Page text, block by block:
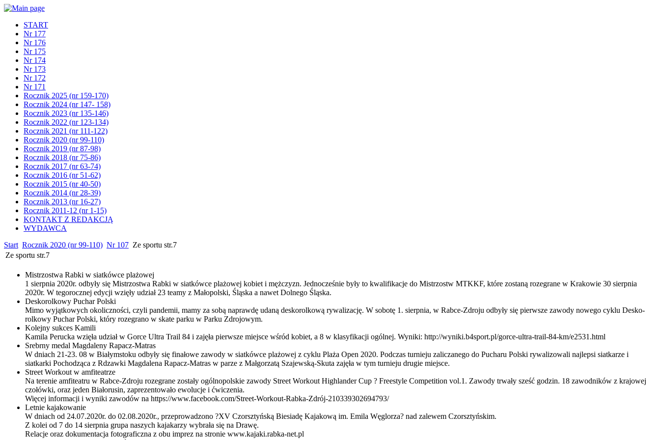
START
Nr 177
Nr 176
Nr 175
Nr 174
Nr 173
Nr 172
Nr 171
Rocznik 2025 (nr 159-170)
Rocznik 2024 (nr 147- 158)
Rocznik 2023 (nr 135-146)
Rocznik 2022 (nr 123-134)
Rocznik 2021 (nr 111-122)
Rocznik 2020 (nr 99-110)
Rocznik 2019 (nr 87-98)
Rocznik 2018 (nr 75-86)
Rocznik 2017 (nr 63-74)
Rocznik 2016 (nr 51-62)
Rocznik 2015 (nr 40-50)
Rocznik 2014 (nr 28-39)
Rocznik 2013 (nr 16-27)
Rocznik 2011-12 (nr 1-15)
KONTAKT Z REDAKCJĄ
WYDAWCA
Start Rocznik 2020 (nr 99-110) Nr 107 Ze sportu str.7
Ze sportu str.7
Mistrzostwa Rabki w siatkówce plażowej
1 sierpnia 2020r. odbyły się Mistrzostwa Rabki w siatkówce plażowej kobiet i mężczyzn. Jednocześnie były to kwalifikacje do Mistrzostw MTKKF, które zostaną rozegrane w Krakowie 30 sierpnia
2020r. W tegorocznej edycji wzięły udział 23 teamy z Małopolski, Śląska a nawet Dolnego Śląska.
Deskorolkowy Puchar Polski
Mimo wyjątkowych okoliczności, czyli pandemii, mamy za sobą naprawdę udaną deskorolkową rywalizację. W sobotę 1. sierpnia, w Rabce-Zdroju odbyły się pierwsze zawody nowego cyklu Desko-
rolkowy Puchar Polski, który rozegrano w skate parku w Parku Zdrojowym.
Kolejny sukces Kamili
Kamila Perucka wzięła udział w Gorce Ultra Trail 84 i zajęła pierwsze miejsce wśród kobiet, a 8 w klasyfikacji ogólnej. Wyniki: http://wyniki.b4sport.pl/gorce-ultra-trail-84-km/e2531.html
Srebrny medal Magdaleny Rapacz-Matras
W dniach 21-23. 08 w Białymstoku odbyły się finałowe zawody w siatkówce plażowej z cyklu Plaża Open 2020. Podczas turnieju zaliczanego do Pucharu Polski rywalizowali najlepsi siatkarze i
siatkarki Pochodząca z Rdzawki Magdalena Rapacz-Matras w parze z Małgorzatą Szajewską-Skuta zajęła w tym turnieju drugie miejsce.
Street Workout w amfiteatrze
Na terenie amfiteatru w Rabce-Zdroju rozegrane zostały ogólnopolskie zawody Street Workout Highlander Cup ? Freestyle Competition vol.1. Zawody trwały sześć godzin. 18 zawodników z krajowej
czołówki, oraz jeden Białorusin, zaprezentowało ewolucje i ćwiczenia.
Więcej informacji i wyniki zawodów na https://www.facebook.com/Street-Workout-Rabka-Zdrój-210339302694793/
Letnie kajakowanie
W dniach od 24.07.2020r. do 02.08.2020r., przeprowadzono ?XV Czorsztyńską Biesiadę Kajakową im. Emila Węglorza? nad zalewem Czorsztyńskim.
Z kolei od 7 do 14 sierpnia grupa naszych kajakarzy wybrała się na Drawę.
Relacje oraz dokumentacja fotograficzna z obu imprez na stronie www.kajaki.rabka-net.pl